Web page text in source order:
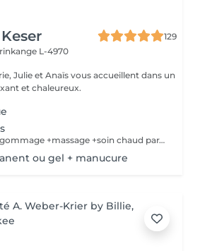
129
L-4970
et chaleureux.
manucure classique +gommage +massage +soin chaud paraffine
ou gel + manucure